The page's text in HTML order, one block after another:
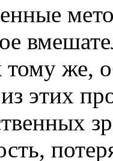
тому же,
этих